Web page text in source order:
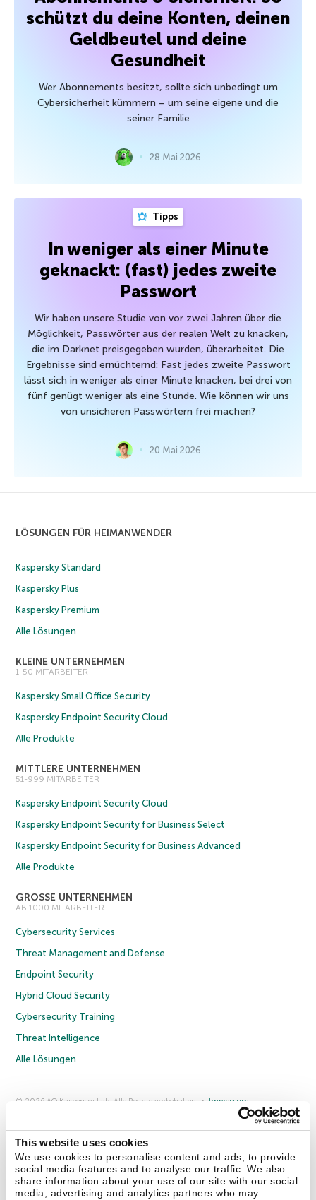
This website uses cookies
We use cookies to personalise content and ads, to provide
social media features and to analyse our traffic. We also
share information about your use of our site with our social
media, advertising and analytics partners who may
schützt du deine Konten, deinen
Geldbeutel und deine
Gesundheit
Wer Abonnements besitzt, sollte sich unbedingt um
Cybersicherheit kümmern – um seine eigene und die
seiner Familie
28 Mai 2026
Tipps
In weniger als einer Minute
geknackt: (fast) jedes zweite
Passwort
Wir haben unsere Studie von vor zwei Jahren über die
Möglichkeit, Passwörter aus der realen Welt zu knacken,
die im Darknet preisgegeben wurden, überarbeitet. Die
Ergebnisse sind ernüchternd: Fast jedes zweite Passwort
lässt sich in weniger als einer Minute knacken, bei drei von
fünf genügt weniger als eine Stunde. Wie können wir uns
von unsicheren Passwörtern frei machen?
20 Mai 2026
LÖSUNGEN FÜR HEIMANWENDER
Kaspersky Standard
Kaspersky Plus
Kaspersky Premium
Alle Lösungen
KLEINE UNTERNEHMEN
1-50 MITARBEITER
Kaspersky Small Office Security
Kaspersky Endpoint Security Cloud
Alle Produkte
MITTLERE UNTERNEHMEN
51-999 MITARBEITER
Kaspersky Endpoint Security Cloud
Kaspersky Endpoint Security for Business Select
Kaspersky Endpoint Security for Business Advanced
Alle Produkte
GROSSE UNTERNEHMEN
AB 1000 MITARBEITER
Cybersecurity Services
Threat Management and Defense
Endpoint Security
Hybrid Cloud Security
Cybersecurity Training
Threat Intelligence
Alle Lösungen
© 2026 AO Kaspersky Lab. Alle Rechte vorbehalten.
Impressum
Lizenzvereinbarung B2B
Kontakt Über uns Partner Blog
Weitere Informationen
Pressemitteilungen